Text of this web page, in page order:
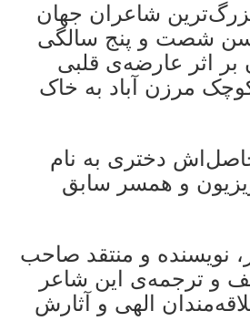
شاعران جهان
سن شصت و پنج سالگی
اثر عارضه‌ی قلبی
مرزن آباد به خاک
حاصل‌اش دختری به نام
و همسر سابق
نویسنده و منتقد صاحب
و ترجمه‌ی این شاعر
الهی و آثارش